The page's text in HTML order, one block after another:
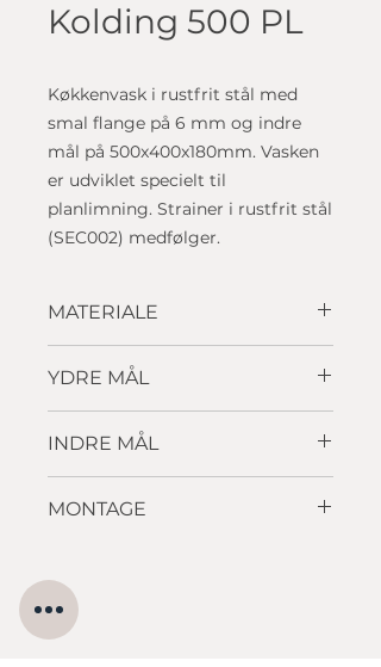
Kolding 500 PL
Køkkenvask i rustfrit stål med
smal flange på 6 mm og indre
mål på 500x400x180mm. Vasken
er udviklet specielt til
planlimning. Strainer i rustfrit stål
(SEC002) medfølger.
MATERIALE
YDRE MÅL
INDRE MÅL
MONTAGE